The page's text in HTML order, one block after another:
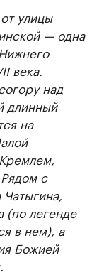
улицы
— одна
века.
над
длинный
на
с
(по легенде
в нем), а
Божией